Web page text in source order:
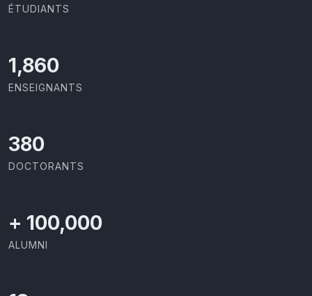
ÉTUDIANTS
1,973
ENSEIGNANTS
403
DOCTORANTS
+ 100,000
ALUMNI